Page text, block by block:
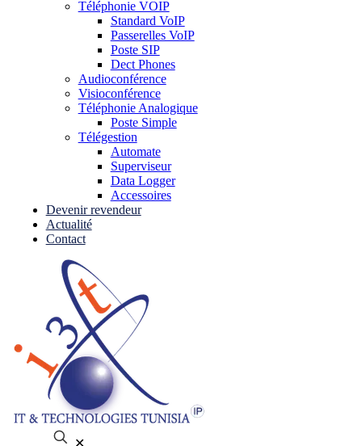
Téléphonie VOIP
Standard VoIP
Passerelles VoIP
Poste SIP
Dect Phones
Audioconférence
Visioconférence
Téléphonie Analogique
Poste Simple
Télégestion
Automate
Superviseur
Data Logger
Accessoires
Devenir revendeur
Actualité
Contact
✕